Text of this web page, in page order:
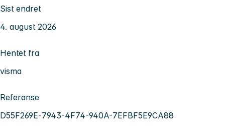
Sist endret
4. august 2026
Hentet fra
visma
Referanse
D55F269E-7943-4F74-940A-7EFBF5E9CA88